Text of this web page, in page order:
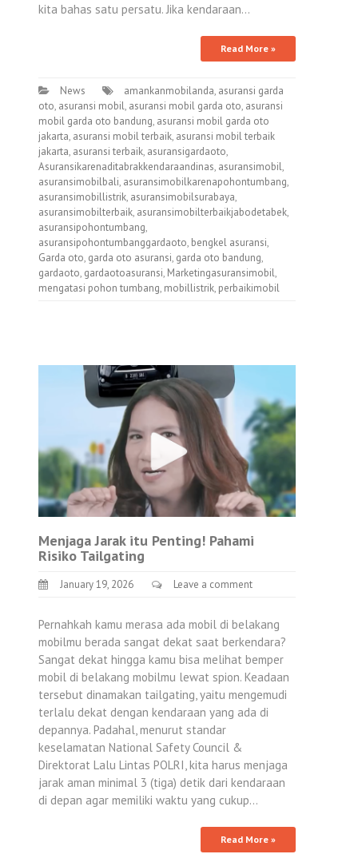
kita bahas satu persatu. Jika kendaraan…
Read More »
News amankanmobilanda, asuransi garda
oto, asuransi mobil, asuransi mobil garda oto, asuransi
mobil garda oto bandung, asuransi mobil garda oto
jakarta, asuransi mobil terbaik, asuransi mobil terbaik
jakarta, asuransi terbaik, asuransigardaoto,
Asuransikarenaditabrakkendaraandinas, asuransimobil,
asuransimobilbali, asuransimobilkarenapohontumbang,
asuransimobillistrik, asuransimobilsurabaya,
asuransimobilterbaik, asuransimobilterbaikjabodetabek,
asuransipohontumbang,
asuransipohontumbanggardaoto, bengkel asuransi,
Garda oto, garda oto asuransi, garda oto bandung,
gardaoto, gardaotoasuransi, Marketingasuransimobil,
mengatasi pohon tumbang, mobillistrik, perbaikimobil
Menjaga Jarak itu Penting! Pahami
Risiko Tailgating
January 19, 2026 Leave a comment
Pernahkah kamu merasa ada mobil di belakang
mobilmu berada sangat dekat saat berkendara?
Sangat dekat hingga kamu bisa melihat bemper
mobil di belakang mobilmu lewat spion. Keadaan
tersebut dinamakan tailgating, yaitu mengemudi
terlalu dekat dengan kendaraan yang ada di
depannya. Padahal, menurut standar
keselamatan National Safety Council &
Direktorat Lalu Lintas POLRI, kita harus menjaga
jarak aman minimal 3 (tiga) detik dari kendaraan
di depan agar memiliki waktu yang cukup…
Read More »